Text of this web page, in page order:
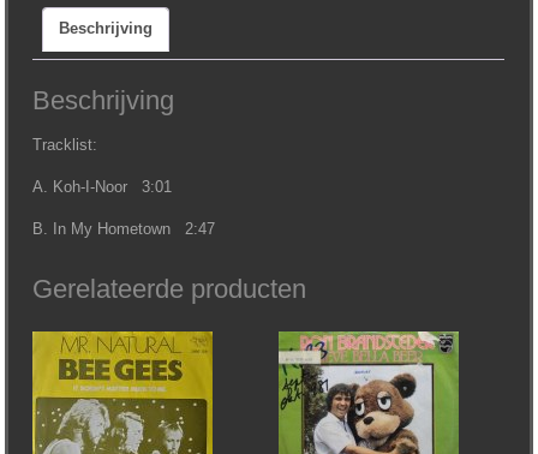
Koh-
Noor
(7")
Beschrijving
Beschrijving
Tracklist:
A. Koh-I-Noor 3:01
B. In My Hometown 2:47
Gerelateerde producten